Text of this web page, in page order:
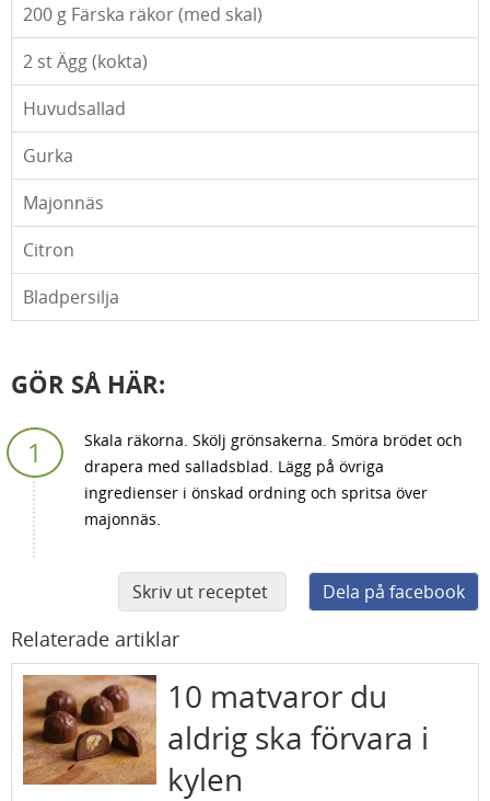
200 g Färska räkor (med skal)
2 st Ägg (kokta)
Huvudsallad
Gurka
Majonnäs
Citron
Bladpersilja
GÖR SÅ HÄR:
Skala räkorna. Skölj grönsakerna. Smöra brödet och
drapera med salladsblad. Lägg på övriga
ingredienser i önskad ordning och spritsa över
majonnäs.
Skriv ut receptet Dela på facebook
Relaterade artiklar
10 matvaror du
aldrig ska förvara i
kylen